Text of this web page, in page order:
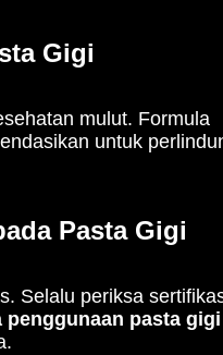
Gigi
mulut. Formula
untuk
Pasta Gigi
Selalu periksa
penggunaan pasta gigi